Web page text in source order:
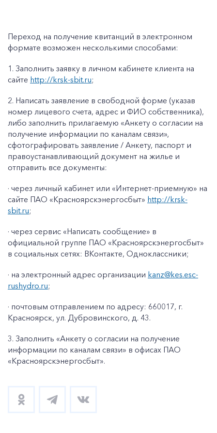
Переход на получение квитанций в электронном
формате возможен несколькими способами:
1. Заполнить заявку в личном кабинете клиента на
сайте http://krsk-sbit.ru;
2. Написать заявление в свободной форме (указав
номер лицевого счета, адрес и ФИО собственника),
либо заполнить прилагаемую «Анкету о согласии на
получение информации по каналам связи»,
сфотографировать заявление / Анкету, паспорт и
правоустанавливающий документ на жилье и
отправить все документы:
· через личный кабинет или «Интернет-приемную» на
сайте ПАО «Красноярскэнергосбыт» http://krsk-
sbit.ru;
· через сервис «Написать сообщение» в
официальной группе ПАО «Красноярскэнергосбыт»
в социальных сетях: ВКонтакте, Одноклассники;
· на электронный адрес организации kanz@kes.esc-
rushydro.ru;
· почтовым отправлением по адресу: 660017, г.
Красноярск, ул. Дубровинского, д. 43.
3. Заполнить «Анкету о согласии на получение
информации по каналам связи» в офисах ПАО
«Красноярскэнергосбыт».